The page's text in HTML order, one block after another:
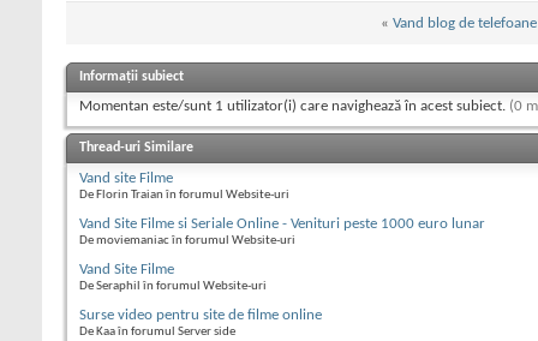
« Vand blog de telefoane
Informații subiect
Momentan este/sunt 1 utilizator(i) care navighează în acest subiect. (0
Thread-uri Similare
Vand site Filme
De Florin Traian în forumul Website-uri
Vand Site Filme si Seriale Online - Venituri peste 1000 euro lunar
De moviemaniac în forumul Website-uri
Vand Site Filme
De Seraphil în forumul Website-uri
Surse video pentru site de filme online
De Kaa în forumul Server side